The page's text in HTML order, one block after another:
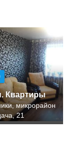
Квартиры
микрорайон
21